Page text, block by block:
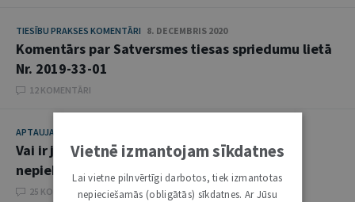
TIESĪBU PRAKSES KOMENTĀRI 8. DECEMBRIS 2020
Komentārs par Satversmes tiesas spriedumu lietā
Nr. 2019-33-01
12 KOMENTĀRI
APTAUJA
Vai ir jāievēro tiesību normas, kurām persona
nepiekrīt
25 KOMENTĀRI
Vietnē izmantojam sīkdatnes
Lai vietne pilnvērtīgi darbotos, tiek izmantotas
nepieciešamās (obligātās) sīkdatnes. Ar Jūsu